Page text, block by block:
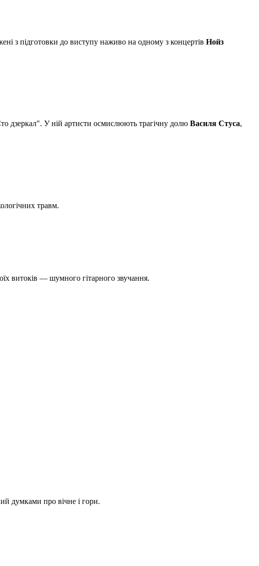
з підготовки до виступу наживо на одному з концертів Нойз
дзеркал". У ній артисти осмислюють трагічну долю Василя Стуса,
травм.
витоків — шумного гітарного звучання.
думками про вічне і гори.